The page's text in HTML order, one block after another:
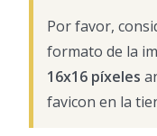
Por favor,
formato de la
16x16 píxeles
favicon en la